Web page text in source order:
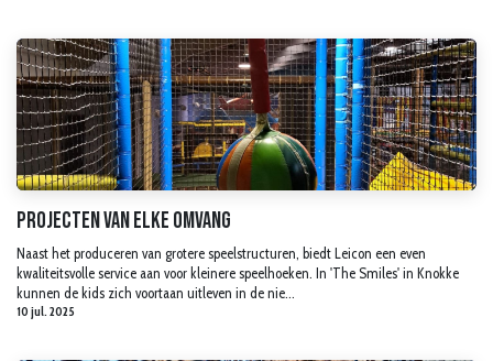
Projecten van elke omvang
Naast het produceren van grotere speelstructuren, biedt Leicon een even
kwaliteitsvolle service aan voor kleinere speelhoeken. In 'The Smiles' in Knokke
kunnen de kids zich voortaan uitleven in de nie...
10 jul. 2025